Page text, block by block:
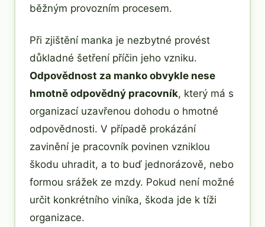
běžným provozním procesem.
Při zjištění manka je nezbytné provést
důkladné šetření příčin jeho vzniku.
Odpovědnost za manko obvykle nese
hmotně odpovědný pracovník, který má s
organizací uzavřenou dohodu o hmotné
odpovědnosti. V případě prokázání
zavinění je pracovník povinen vzniklou
škodu uhradit, a to buď jednorázově, nebo
formou srážek ze mzdy. Pokud není možné
určit konkrétního viníka, škoda jde k tíži
organizace.